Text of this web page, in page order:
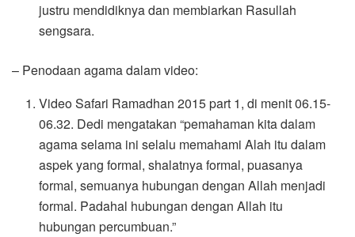
justru mendidiknya dan membiarkan Rasullah
sengsara.
– Penodaan agama dalam video:
Video Safari Ramadhan 2015 part 1, di menit 06.15-
06.32. Dedi mengatakan “pemahaman kita dalam
agama selama ini selalu memahami Alah itu dalam
aspek yang formal, shalatnya formal, puasanya
formal, semuanya hubungan dengan Allah menjadi
formal. Padahal hubungan dengan Allah itu
hubungan percumbuan.”